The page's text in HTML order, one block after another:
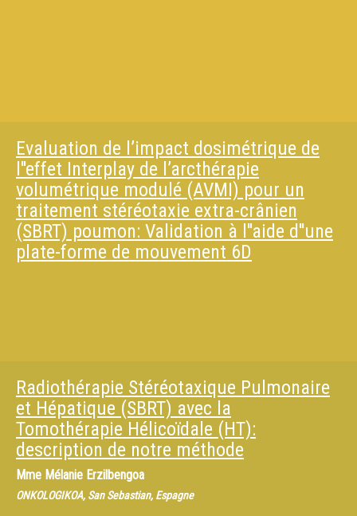
Evaluation de l’impact dosimétrique de
l''effet Interplay de l’arcthérapie
volumétrique modulé (AVMI) pour un
traitement stéréotaxie extra-crânien
(SBRT) poumon: Validation à l''aide d''une
plate-forme de mouvement 6D
Radiothérapie Stéréotaxique Pulmonaire
et Hépatique (SBRT) avec la
Tomothérapie Hélicoïdale (HT):
description de notre méthode
Mme Mélanie Erzilbengoa
ONKOLOGIKOA, San Sebastian, Espagne